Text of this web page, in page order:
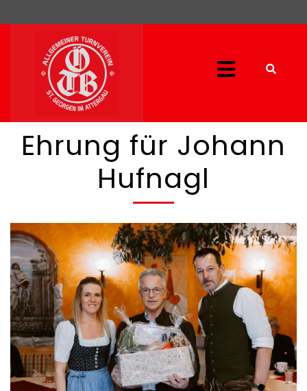
Ehrung für Johann
Hufnagl